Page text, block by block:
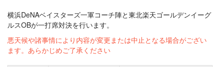
横浜DeNAベイスターズ一軍コーチ陣と東北楽天ゴールデンイーグ
ルスOBが一打席対決を行います。
悪天候や諸事情により内容が変更または中止となる場合がござい
ます。あらかじめご了承ください